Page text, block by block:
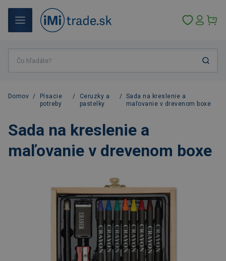
Domov /
Písacie
potreby
/
Ceruzky a
pastelky
/ Sada na kreslenie a
maľovanie v drevenom boxe
Sada na kreslenie a
maľovanie v drevenom boxe